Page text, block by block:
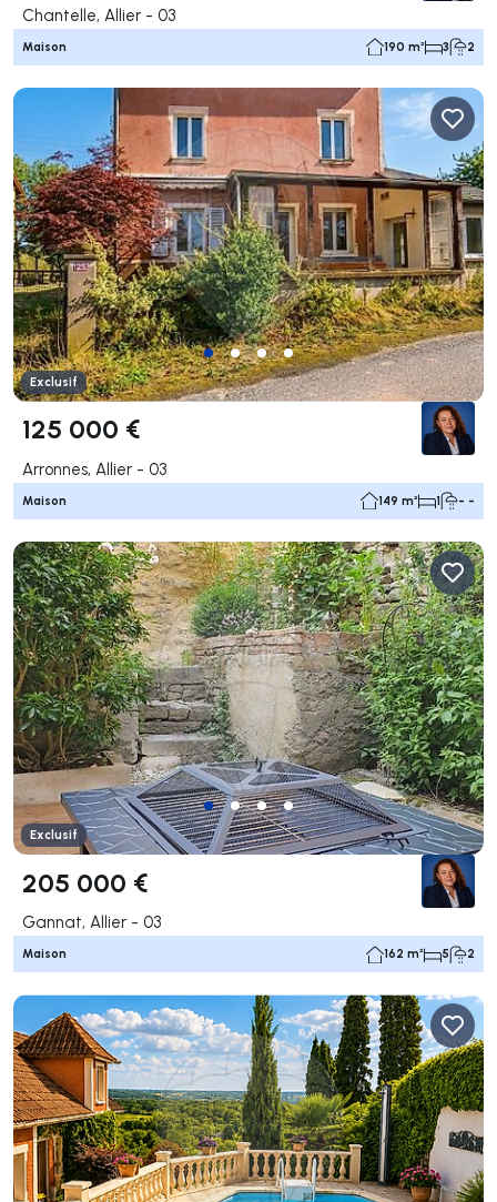
Chantelle, Allier - 03
Maison 190 m² 3 2
Exclusif
125 000 €
Arronnes, Allier - 03
Maison 149 m² 1 - -
Exclusif
205 000 €
Gannat, Allier - 03
Maison 162 m² 5 2